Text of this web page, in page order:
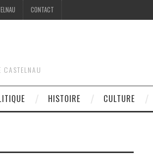
CONTACT
HISTOIRE CULTURE